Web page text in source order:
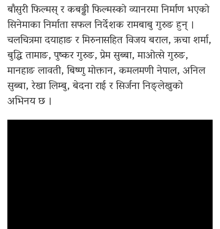
बाँसुरी फिल्मस् र कबड्डी फिल्मस्को व्यानरमा निर्माण भएको
सिनेमाका निर्माता सफल निर्देशक रामबाबु गुरुङ हुन् ।
चलचित्रमा दयाहाङ र मिरुनासहित विजय बराल, ऋचा शर्मा,
बुद्धि तामाङ, पुष्कर गुरुङ, प्रेम सुब्बा, माओत्से गुरुङ,
मानहाङ लावती, बिष्णु मोक्तान, कमलमणी नेपाल, अनिल
सुब्बा, रेखा लिम्बु, बेदना राई र सिर्जना निङ्लेखुको
अभिनय छ ।